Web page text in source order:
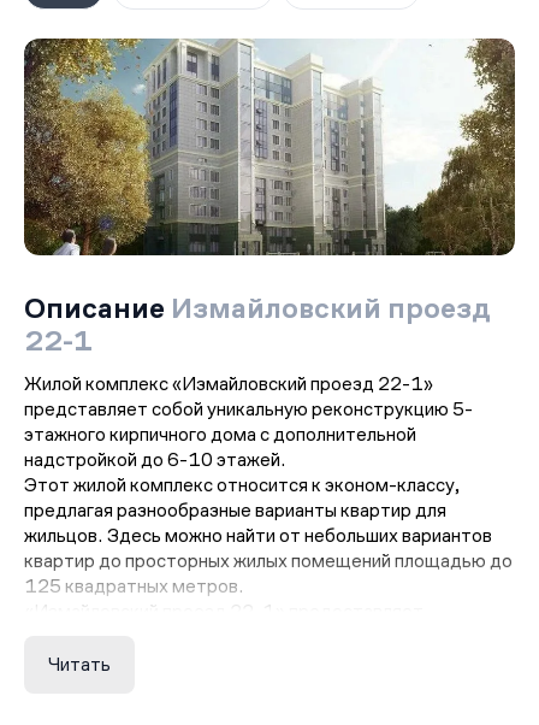
Описание Измайловский проезд
22-1
Жилой комплекс «Измайловский проезд 22-1»
представляет собой уникальную реконструкцию 5-
этажного кирпичного дома с дополнительной
надстройкой до 6-10 этажей.
Этот жилой комплекс относится к эконом-классу,
предлагая разнообразные варианты квартир для
жильцов. Здесь можно найти от небольших вариантов
квартир до просторных жилых помещений площадью до
125 квадратных метров.
«Измайловский проезд 22-1» предоставляет
потребностей и предпочтений каждого жильца.
Читать